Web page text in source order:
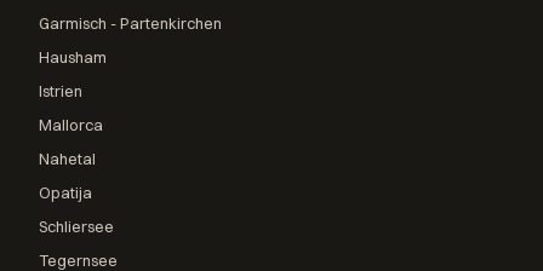
Garmisch - Partenkirchen
Hausham
Istrien
Mallorca
Nahetal
Opatija
Schliersee
Tegernsee